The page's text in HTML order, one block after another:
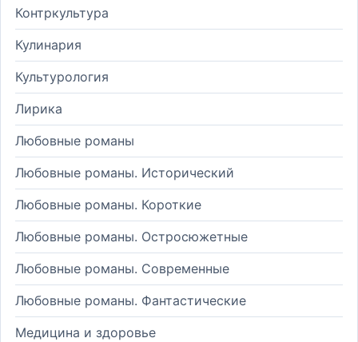
Контркультура
Кулинария
Культурология
Лирика
Любовные романы
Любовные романы. Исторический
Любовные романы. Короткие
Любовные романы. Остросюжетные
Любовные романы. Современные
Любовные романы. Фантастические
Медицина и здоровье